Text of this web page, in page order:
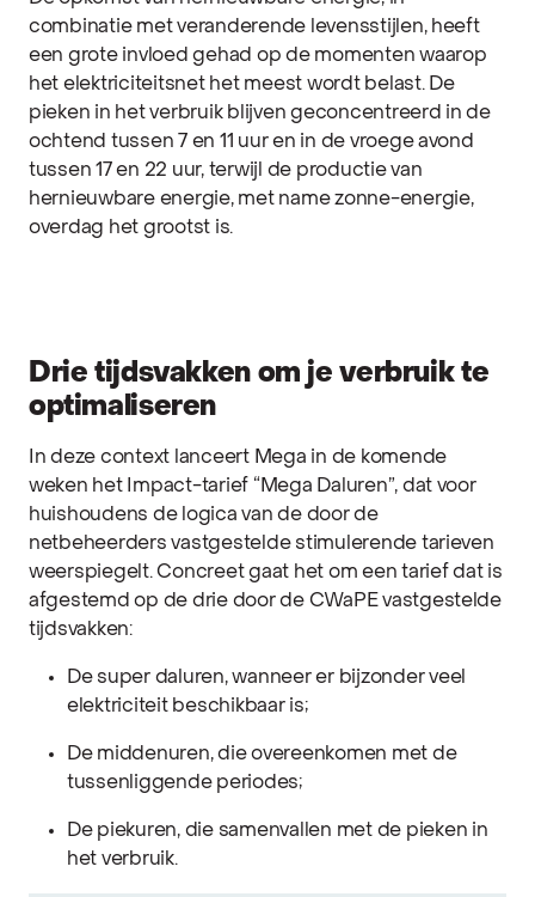
combinatie met veranderende levensstijlen, heeft
een grote invloed gehad op de momenten waarop
het elektriciteitsnet het meest wordt belast. De
pieken in het verbruik blijven geconcentreerd in de
ochtend tussen 7 en 11 uur en in de vroege avond
tussen 17 en 22 uur, terwijl de productie van
hernieuwbare energie, met name zonne-energie,
overdag het grootst is.
Drie tijdsvakken om je verbruik te
optimaliseren
In deze context lanceert Mega in de komende
weken het Impact-tarief “Mega Daluren”, dat voor
huishoudens de logica van de door de
netbeheerders vastgestelde stimulerende tarieven
weerspiegelt. Concreet gaat het om een tarief dat is
afgestemd op de drie door de CWaPE vastgestelde
tijdsvakken:
De super daluren, wanneer er bijzonder veel
elektriciteit beschikbaar is;
De middenuren, die overeenkomen met de
tussenliggende periodes;
De piekuren, die samenvallen met de pieken in
het verbruik.